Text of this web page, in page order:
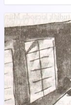
árnyékai vetődtek
már vele hosszú
pipája,
sötét folyosókon